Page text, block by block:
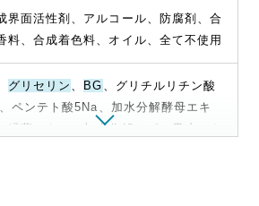
界面活性剤、アルコール、防腐剤、合
料、合成着色料、オイル、全て不使用
グリセリン 、 BG 、グリチルリチン酸
ペンテト酸5Na、加水分解酵母エキ
緑藻エキス、加水分解カボス果皮エキ